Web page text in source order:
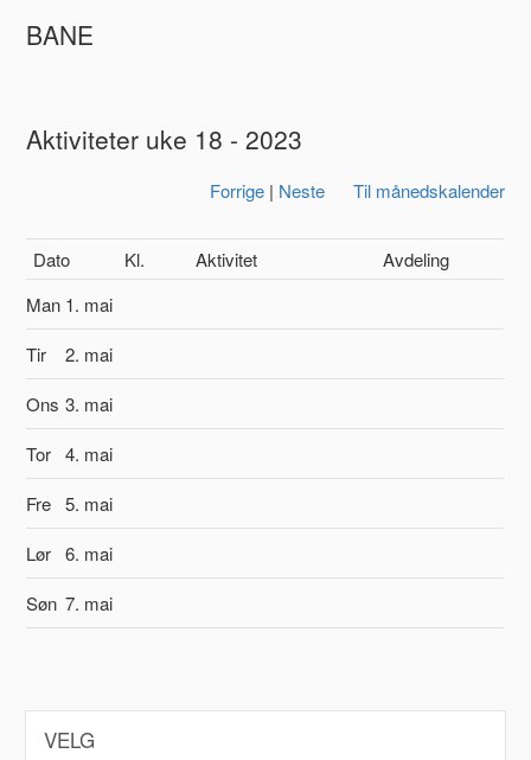
BANE
Aktiviteter uke 18 - 2023
Forrige| Neste Til månedskalender
Dato Kl. Aktivitet
Avdeling
Man 1. mai
Tir
2. mai
Ons 3. mai
Tor 4. mai
Fre 5. mai
Lør 6. mai
Søn 7. mai
VELG